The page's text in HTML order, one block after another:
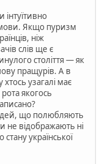
Якщо пуризм
ніж
слів ще є
століття — як
пращурів. А в
узагалі має
рота якогось
що полюбляють
не відображають ні
української